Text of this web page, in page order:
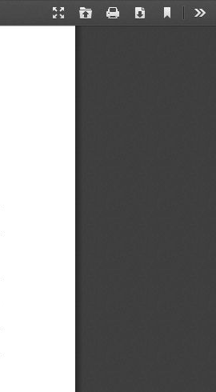
Presentation
Open Print Download
Current